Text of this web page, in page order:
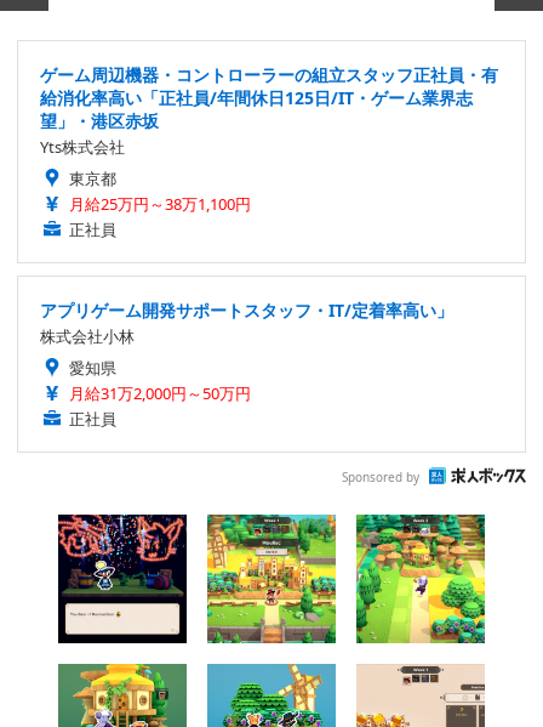
ゲーム周辺機器・コントローラーの組立スタッフ正社員・有
給消化率高い「正社員/年間休日125日/IT・ゲーム業界志
望」・港区赤坂
Yts株式会社
東京都
月給25万円～38万1,100円
正社員
アプリゲーム開発サポートスタッフ・IT/定着率高い」
株式会社小林
愛知県
月給31万2,000円～50万円
正社員
Sponsored by